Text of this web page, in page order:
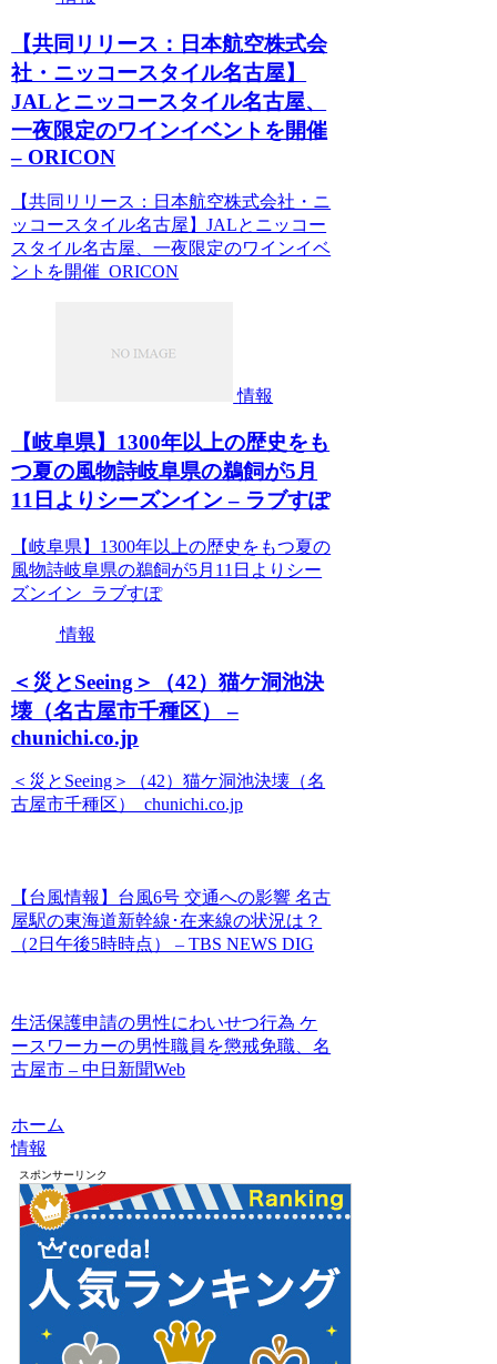
【共同リリース：日本航空株式会
社・ニッコースタイル名古屋】
JALとニッコースタイル名古屋、
一夜限定のワインイベントを開催
– ORICON
【共同リリース：日本航空株式会社・ニ
ッコースタイル名古屋】JALとニッコー
スタイル名古屋、一夜限定のワインイベ
ントを開催 ORICON
情報
【岐阜県】1300年以上の歴史をも
つ夏の風物詩岐阜県の鵜飼が5月
11日よりシーズンイン – ラブすぽ
【岐阜県】1300年以上の歴史をもつ夏の
風物詩岐阜県の鵜飼が5月11日よりシー
ズンイン ラブすぽ
情報
＜災とSeeing＞（42）猫ケ洞池決
壊（名古屋市千種区） –
chunichi.co.jp
＜災とSeeing＞（42）猫ケ洞池決壊（名
古屋市千種区） chunichi.co.jp
【台風情報】台風6号 交通への影響 名古
屋駅の東海道新幹線･在来線の状況は？
（2日午後5時時点） – TBS NEWS DIG
生活保護申請の男性にわいせつ行為 ケ
ースワーカーの男性職員を懲戒免職、名
古屋市 – 中日新聞Web
ホーム
情報
スポンサーリンク